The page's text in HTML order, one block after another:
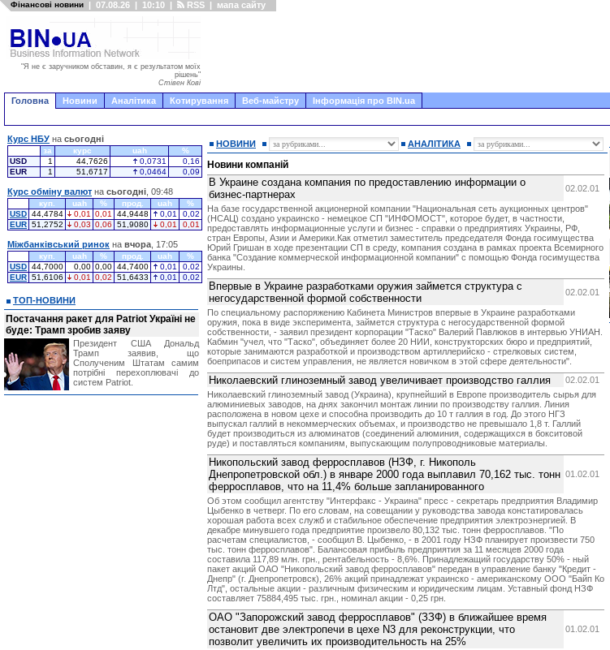
Фінансові новини | 07.08.26 | 10:10 | RSS | мапа сайту
"Я не є заручником обставин, я є результатом моїх
рішень"
Стівен Кові
Головна Новини Аналітика Котирування Веб-майстру Інформація про BIN.ua
НОВИНИ АНАЛІТИКА
Новини компаній
В Украине создана компания по предоставлению информации о
бизнес-партнерах
02.02.01
На базе государственной акционерной компании "Национальная сеть аукционных центров"
(НСАЦ) создано украинско - немецкое СП "ИНФОМОСТ", которое будет, в частности,
предоставлять информационные услуги и бизнес - справки о предприятиях Украины, РФ,
стран Европы, Азии и Америки.Как отметил заместитель председателя Фонда госимущества
Юрий Гришан в ходе презентации СП в среду, компания создана в рамках проекта Всемирного
банка "Создание коммерческой информационной компании" с помощью Фонда госимущества
Украины.
Впервые в Украине разработками оружия займется структура с
негосударственной формой собственности
02.02.01
По специальному распоряжению Кабинета Министров впервые в Украине разработками
оружия, пока в виде эксперимента, займется структура с негосударственной формой
собственности, - заявил президент корпорации "Таско" Валерий Павлюков в интервью УНИАН.
Кабмин "учел, что "Таско", объединяет более 20 НИИ, конструкторских бюро и предприятий,
которые занимаются разработкой и производством артиллерийско - стрелковых систем,
боеприпасов и систем управления, не является новичком в этой сфере деятельности".
Николаевский глиноземный завод увеличивает производство галлия
02.02.01
Николаевский глиноземный завод (Украина), крупнейший в Европе производитель сырья для
алюминиевых заводов, на днях закончил монтаж линии по производству галлия. Линия
расположена в новом цехе и способна производить до 10 т галлия в год. До этого НГЗ
выпускал галлий в некоммерческих объемах, и производство не превышало 1,8 т. Галлий
будет производиться из алюминатов (соединений алюминия, содержащихся в бокситовой
руде) и поставляться компаниям, выпускающим полупроводниковые материалы.
Никопольский завод ферросплавов (НЗФ, г. Никополь
Днепропетровской обл.) в январе 2000 года выплавил 70,162 тыс. тонн
ферросплавов, что на 11,4% больше запланированного
01.02.01
Об этом сообщил агентству "Интерфакс - Украина" пресс - секретарь предприятия Владимир
Цыбенко в четверг. По его словам, на совещании у руководства завода констатировалась
хорошая работа всех служб и стабильное обеспечение предприятия электроэнергией. В
декабре минувшего года предприятие произвело 80,132 тыс. тонн ферросплавов. "По
расчетам специалистов, - сообщил В. Цыбенко, - в 2001 году НЗФ планирует произвести 750
тыс. тонн ферросплавов". Балансовая прибыль предприятия за 11 месяцев 2000 года
составила 117,89 млн. грн., рентабельность - 8,6%. Принадлежащий государству 50% - ный
пакет акций ОАО "Никопольский завод ферросплавов" передан в управление банку "Кредит -
Днепр" (г. Днепропетровск), 26% акций принадлежат украинско - американскому ООО "Байп Ко
Лтд", остальные акции - различным физическим и юридическим лицам. Уставный фонд НЗФ
составляет 75884,495 тыс. грн., номинал акции - 0,25 грн.
ОАО "Запорожский завод ферросплавов" (ЗЗФ) в ближайшее время
остановит две электропечи в цехе N3 для реконструкции, что
позволит увеличить их производительность на 25%
01.02.01
Курс НБУ на сьогодні
за курс uah
%
USD
1 44,7626 0,0731
0,16
EUR
1 51,6717 0,0464 0,09
Курс обміну валют на сьогодні , 09:48
куп. uah % прод. uah
%
USD 44,4784 0,01 0,01 44,9448 0,01
0,02
EUR 51,2752 0,03 0,06 51,9080 0,01 0,01
Міжбанківський ринок на вчора , 17:05
куп. uah % прод. uah
%
USD 44,7000 0,00 0,00 44,7400 0,01
0,02
EUR 51,6106 0,01 0,02 51,6433 0,01 0,02
ТОП-НОВИНИ
Постачання ракет для Patriot Україні не
буде: Трамп зробив заяву
Президент США Дональд
Трамп заявив, що
Сполученим Штатам самим
потрібні перехоплювачі до
систем Patriot.